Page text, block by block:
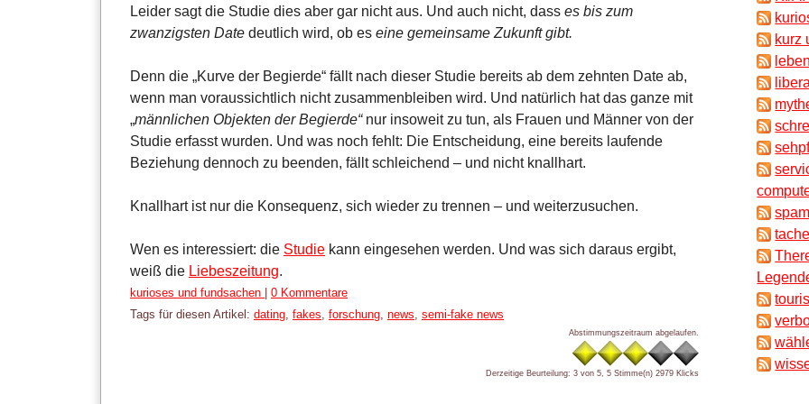
Leider sagt die Studie dies aber gar nicht aus. Und auch nicht, dass es bis zum
zwanzigsten Date deutlich wird, ob es eine gemeinsame Zukunft gibt.
Denn die „Kurve der Begierde“ fällt nach dieser Studie bereits ab dem zehnten Date ab,
wenn man voraussichtlich nicht zusammenbleiben wird. Und natürlich hat das ganze mit
„männlichen Objekten der Begierde“nur insoweit zu tun, als Frauen und Männer von der
Studie erfasst wurden. Und was noch fehlt: Die Entscheidung, eine bereits laufende
Beziehung dennoch zu beenden, fällt schleichend – und nicht knallhart.
Knallhart ist nur die Konsequenz, sich wieder zu trennen – und weiterzusuchen.
Wen es interessiert: die Studie kann eingesehen werden. Und was sich daraus ergibt,
weiß die Liebeszeitung.
Kategorien:
kurioses und fundsachen | 0 Kommentare
Tags für diesen Artikel: dating fakes forschung news semi-fake news
Abstimmungszeitraum abgelaufen.
Derzeitige Beurteilung: 3 von 5, 5 Stimme(n) 2979 Klicks
kurz